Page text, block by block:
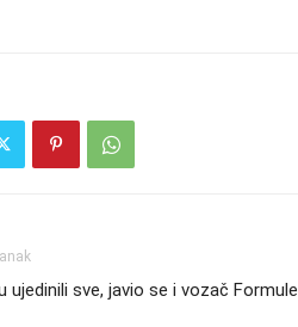
ujedinili sve, javio se i vozač Formule